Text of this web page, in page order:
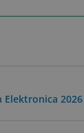
2026